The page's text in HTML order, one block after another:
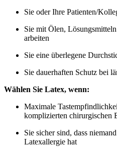
Sie oder Ihre Patienten/
Sie mit Ölen,
arbeiten
Sie eine überlegene
Sie dauerhaften Schutz bei
Wählen Sie Latex, wenn:
Maximale
komplizierten chirurgischen
Sie sicher sind, dass
Latexallergie hat